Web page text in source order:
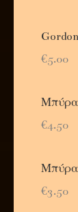
€5.00
Μπύρα
€4.50
Μπύρα
€3.50